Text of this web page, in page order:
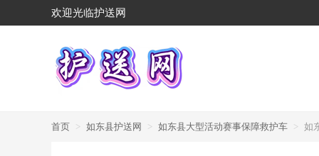
欢迎光临护送网
首页 > 如东县护送网 > 如东县大型活动赛事保障救护车 > 如